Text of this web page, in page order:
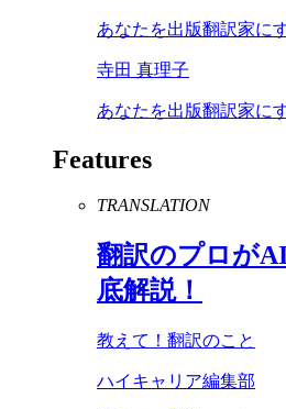
あなたを出版翻訳家に
寺田 真理子
あなたを出版翻訳家に
Features
TRANSLATION
翻訳のプロが
底解説！
教えて！翻訳のこと
ハイキャリア編集部